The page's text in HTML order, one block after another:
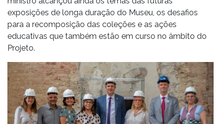
exposições de longa duração do Museu, os desafios
para a recomposição das coleções e as ações
educativas que também estão em curso no âmbito do
Projeto.